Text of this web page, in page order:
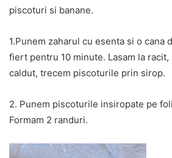
piscoturi si banane.
1.Punem zaharul cu esenta si o cana
fiert pentru 10 minute. Lasam la
caldut, trecem piscoturile prin sirop.
2. Punem piscoturile insiropate pe
Formam 2 randuri.